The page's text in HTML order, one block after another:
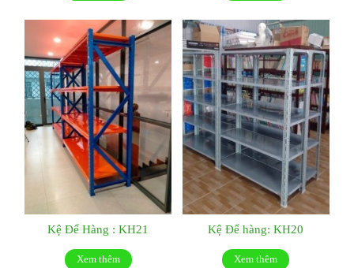
Kệ Để Hàng : KH21
Xem thêm
Kệ Để hàng: KH20
Xem thêm